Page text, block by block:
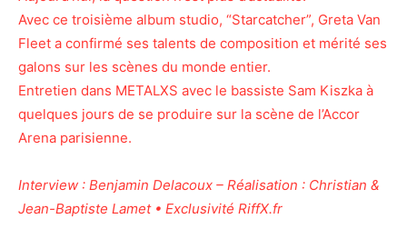
Avec ce troisième album studio, “Starcatcher”, Greta Van
Fleet a confirmé ses talents de composition et mérité ses
galons sur les scènes du monde entier.
Entretien dans METALXS avec le bassiste Sam Kiszka à
quelques jours de se produire sur la scène de l’Accor
Arena parisienne.
Interview : Benjamin Delacoux – Réalisation : Christian &
Jean-Baptiste Lamet • Exclusivité RiffX.fr